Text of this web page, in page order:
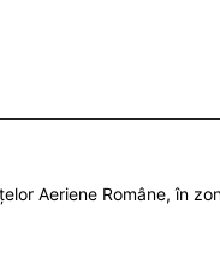
Aeriene Române, în